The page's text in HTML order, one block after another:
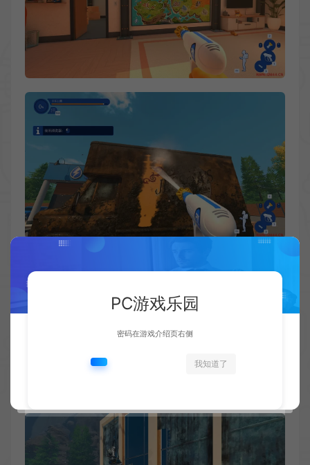
PC游戏乐园
密码在游戏介绍页右侧
我知道了